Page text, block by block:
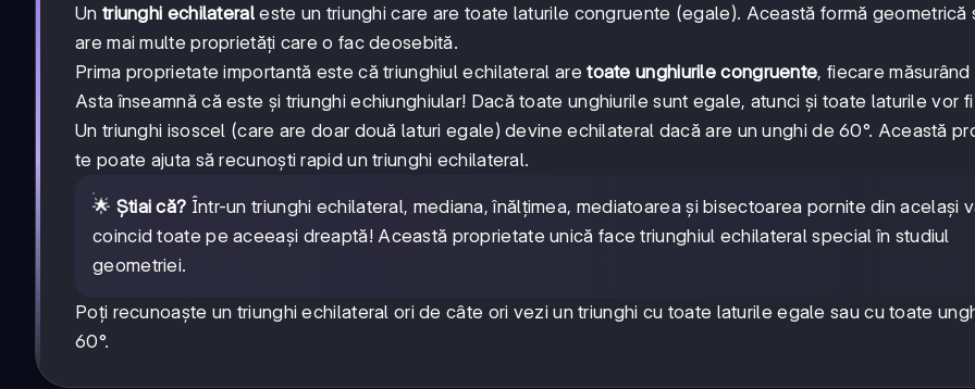
Un triunghi echilateraleste un triunghi care are toate laturile congruente (egale). Această formă geometrică
are mai multe proprietăți care o fac deosebită.
Prima proprietate importantă este că triunghiul echilateral aretoate unghiurile congruente, fiecare măsurând
Asta înseamnă că este și triunghi echiunghiular! Dacă toate unghiurile sunt egale, atunci și toate laturile vor
Un triunghi isoscel (care are doar două laturi egale) devine echilateral dacă are un unghi de 60°. Această
te poate ajuta să recunoști rapid un triunghi echilateral.
🌟 Știai că? Într-un triunghi echilateral, mediana, înălțimea, mediatoarea și bisectoarea pornite din același
coincid toate pe aceeași dreaptă! Această proprietate unică face triunghiul echilateral special în studiul
geometriei.
Poți recunoaște un triunghi echilateral ori de câte ori vezi un triunghi cu toate laturile egale sau cu toate
60°.